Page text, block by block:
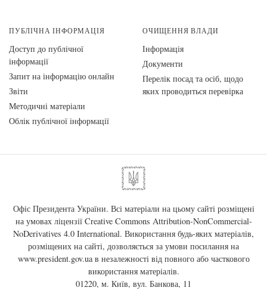
ПУБЛІЧНА ІНФОРМАЦІЯ
Доступ до публічної
інформації
Запит на інформацію онлайн
Звіти
Методичні матеріали
Облік публічної інформації
ОЧИЩЕННЯ ВЛАДИ
Інформація
Документи
Перелік посад та осіб, щодо
яких проводиться перевірка
Офіс Президента України. Всі матеріали на цьому сайті розміщені
на умовах ліцензії Creative Commons Attribution-NonCommercial-
NoDerivatives 4.0 International. Використання будь-яких матеріалів,
розміщених на сайті, дозволяється за умови посилання на
www.president.gov.uaв незалежності від повного або часткового
використання матеріалів.
01220, м. Київ, вул. Банкова, 11